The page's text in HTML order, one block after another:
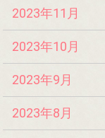
2023年11月
2023年10月
2023年9月
2023年8月